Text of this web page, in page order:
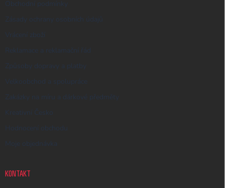
Obchodní podmínky
Zásady ochrany osobních údajů
Vrácení zboží
Reklamace a reklamační řád
Způsoby dopravy a platby
Velkoobchod a spolupráce
Zakázky na míru a dárkové předměty
Kreativní Česko
Hodnocení obchodu
Moje objednávka
KONTAKT